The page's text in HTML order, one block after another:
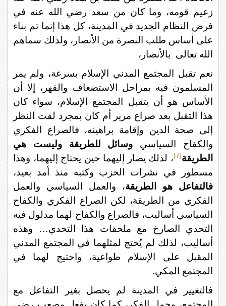
زعيم قومه، وما كان من سعد رضي الله عنه في
فرض النظام الجديد في المدينة، كل هذا إنما تم بناء
على أساس طلب النصرة من الأنصار، ولذلك سماهم
الله تعالى بالأنصار،
نعم تقبل المجتمع المدني الإسلام بسرعة، ولم يمر
المسلمون فيه بمراحل الاستضعاف والقهر، إلا أن
الأساس هو أن يتقبل المجتمع الإسلام، سواء كان
هذا التقبل بعد صراع مرير أم كان بمجرد لفت النظر
إلى صحة الدين وإقامة براهينه، فالصراع الفكري
والكفاح السياسي وسائل للطريقة وليست هي
الطريقة[7]
، لذلك يصار إليهما حين يحتاج إليهما، وهذا
مسطور في نشرات الحزب وكتبه منذ أمد بعيد،
فالتفاعل هو الطريقة، والعمل السياسي والعمل
الفكري من الطريقة، لكن الصراع الفكري والكفاح
السياسي أساليب، فالصراع والكفاح لهما مدلول فيه
التحدي الصارخ مع ملحقات هذا التحدي… وهذه
أساليب، لذلك لم يُحتج لمثلهما في المجتمع المدني
المقبل على الإسلام طواعية، واحتيج لهما في
المجتمع المكي.
فالتغيير في المدينة لم يحصل بغير التفاعل مع